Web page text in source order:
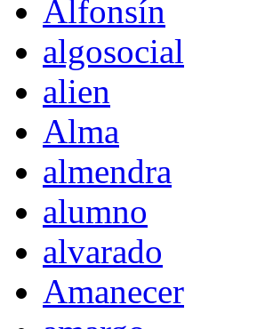
Alfonsín
algosocial
alien
Alma
almendra
alumno
alvarado
Amanecer